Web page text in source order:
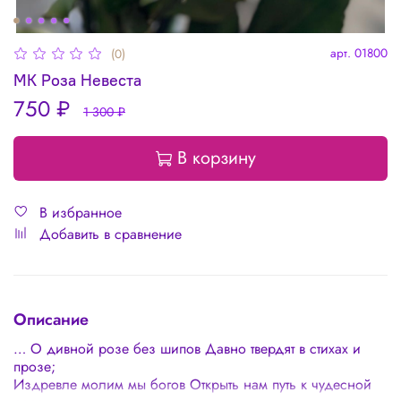
(0) арт. 01800
МК Роза Невеста
750 ₽ 1 300 ₽
В корзину
В избранное
Добавить в сравнение
Описание
… О дивной розе без шипов Давно твердят в стихах и
прозе;
Издревле молим мы богов Открыть нам путь к чудесной